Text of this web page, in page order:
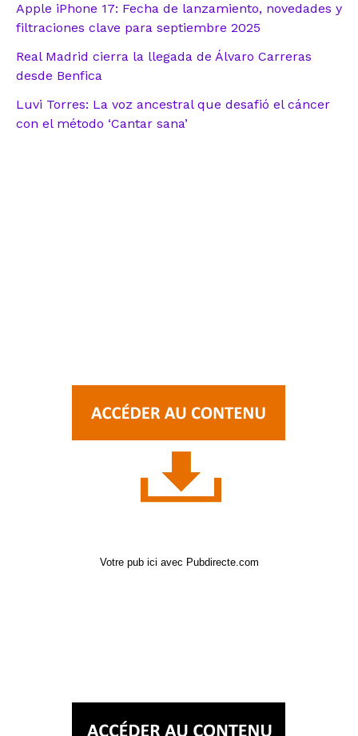
Apple iPhone 17: Fecha de lanzamiento, novedades y
filtraciones clave para septiembre 2025
Real Madrid cierra la llegada de Álvaro Carreras
desde Benfica
Luvi Torres: La voz ancestral que desafió el cáncer
con el método ‘Cantar sana’
Votre pub ici avec Pubdirecte.com